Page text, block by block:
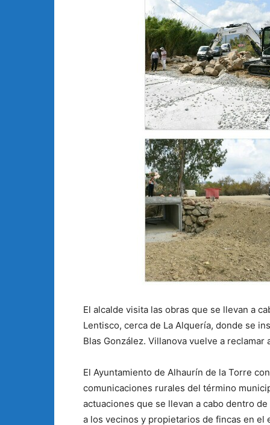
El alcalde visita las obras que se llevan a
Lentisco, cerca de La Alquería, donde se
Blas González. Villanova vuelve a
El Ayuntamiento de Alhaurín de la Torre
comunicaciones rurales del término
actuaciones que se llevan a cabo dentro
a los vecinos y propietarios de fincas en el